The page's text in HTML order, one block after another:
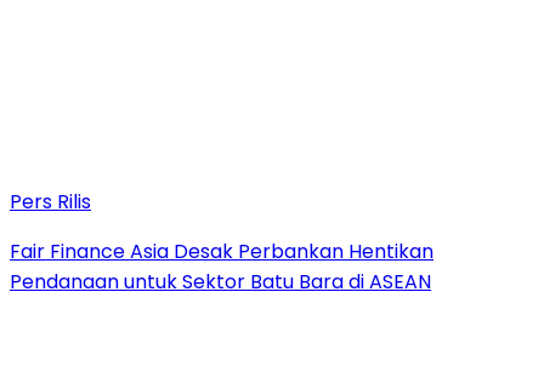
Pers Rilis
Fair Finance Asia Desak Perbankan Hentikan
Pendanaan untuk Sektor Batu Bara di ASEAN